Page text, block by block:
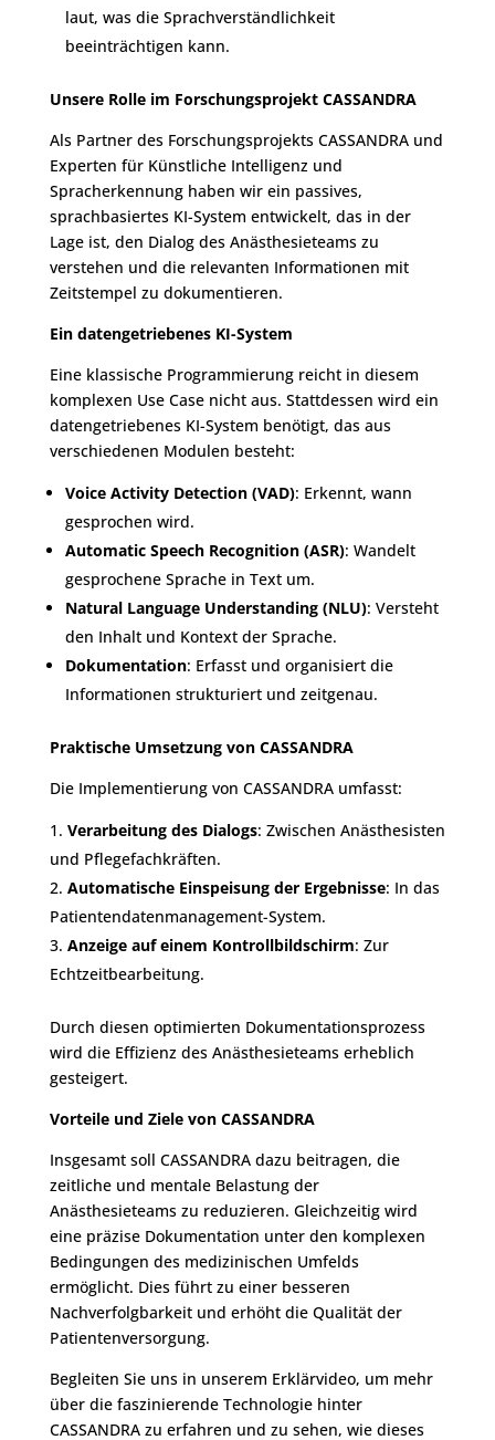
laut, was die Sprachverständlichkeit
beeinträchtigen kann.
Unsere Rolle im Forschungsprojekt CASSANDRA
Als Partner des Forschungsprojekts CASSANDRA und
Experten für Künstliche Intelligenz und
Spracherkennung haben wir ein passives,
sprachbasiertes KI-System entwickelt, das in der
Lage ist, den Dialog des Anästhesieteams zu
verstehen und die relevanten Informationen mit
Zeitstempel zu dokumentieren.
Ein datengetriebenes KI-System
Eine klassische Programmierung reicht in diesem
komplexen Use Case nicht aus. Stattdessen wird ein
datengetriebenes KI-System benötigt, das aus
verschiedenen Modulen besteht:
Voice Activity Detection (VAD): Erkennt, wann
gesprochen wird.
Automatic Speech Recognition (ASR): Wandelt
gesprochene Sprache in Text um.
Natural Language Understanding (NLU): Versteht
den Inhalt und Kontext der Sprache.
Dokumentation: Erfasst und organisiert die
Informationen strukturiert und zeitgenau.
Praktische Umsetzung von CASSANDRA
Die Implementierung von CASSANDRA umfasst:
Verarbeitung des Dialogs: Zwischen Anästhesisten
und Pflegefachkräften.
Automatische Einspeisung der Ergebnisse: In das
Patientendatenmanagement-System.
Anzeige auf einem Kontrollbildschirm: Zur
Echtzeitbearbeitung.
Durch diesen optimierten Dokumentationsprozess
wird die Effizienz des Anästhesieteams erheblich
gesteigert.
Vorteile und Ziele von CASSANDRA
Insgesamt soll CASSANDRA dazu beitragen, die
zeitliche und mentale Belastung der
Anästhesieteams zu reduzieren. Gleichzeitig wird
eine präzise Dokumentation unter den komplexen
Bedingungen des medizinischen Umfelds
ermöglicht. Dies führt zu einer besseren
Nachverfolgbarkeit und erhöht die Qualität der
Patientenversorgung.
Begleiten Sie uns in unserem Erklärvideo, um mehr
über die faszinierende Technologie hinter
CASSANDRA zu erfahren und zu sehen, wie dieses